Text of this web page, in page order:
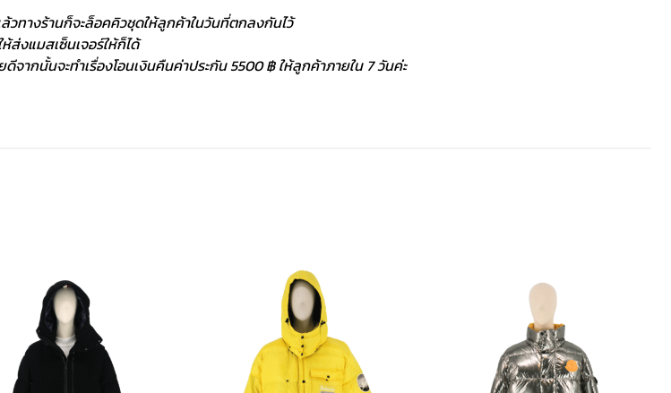
ล้วทางร้านก็จะล็อคคิวชุดให้ลูกค้าในวันที่ตกลงกันไว้
ส่งแมสเซ็นเจอร์ให้ก็ได้
ากนั้นจะทำเรื่องโอนเงินคืนค่าประกัน 5500 ฿ ให้ลูกค้าภายใน 7 วันค่ะ